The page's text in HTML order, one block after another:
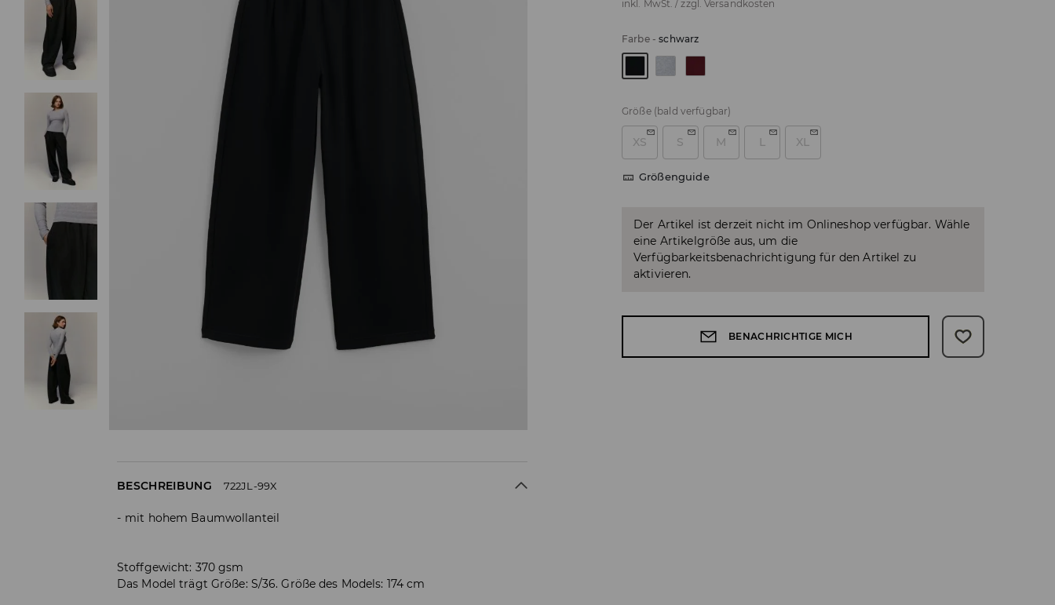
inkl. MwSt. / zzgl. Versandkosten
Farbe-schwarz
Größe (bald verfügbar)
XS S M L XL
Größenguide
Der Artikel ist derzeit nicht im Onlineshop verfügbar. Wähle
eine Artikelgröße aus, um die
Verfügbarkeitsbenachrichtigung für den Artikel zu
aktivieren.
BENACHRICHTIGE MICH
BESCHREIBUNG 722JL-99X
mit hohem Baumwollanteil
Stoffgewicht: 370 gsm
Das Model trägt Größe: S/36. Größe des Models: 174 cm